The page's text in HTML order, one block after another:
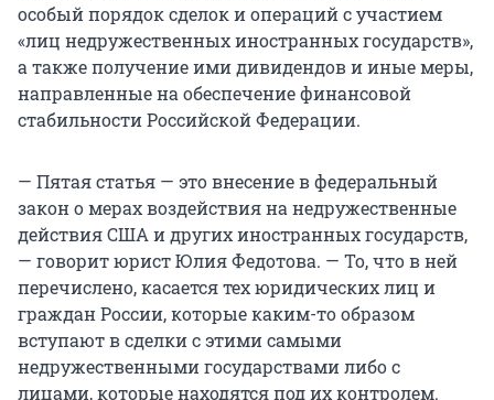
особый порядок сделок и операций с участием
«лиц недружественных иностранных государств»,
а также получение ими дивидендов и иные меры,
направленные на обеспечение финансовой
стабильности Российской Федерации.
— Пятая статья — это внесение в федеральный
закон о мерах воздействия на недружественные
действия США и других иностранных государств,
— говорит юрист Юлия Федотова. — То, что в ней
перечислено, касается тех юридических лиц и
граждан России, которые каким-то образом
вступают в сделки с этими самыми
недружественными государствами либо с
лицами, которые находятся под их контролем.